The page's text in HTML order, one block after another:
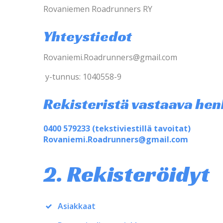
Rovaniemen Roadrunners RY
Yhteystiedot
Rovaniemi.Roadrunners@gmail.com
y-tunnus: 1040558-9
Rekisteristä vastaava
0400 579233 (tekstiviestillä tavoitat)
Rovaniemi.Roadrunners@gmail.com
2. Rekisteröidyt
Asiakkaat